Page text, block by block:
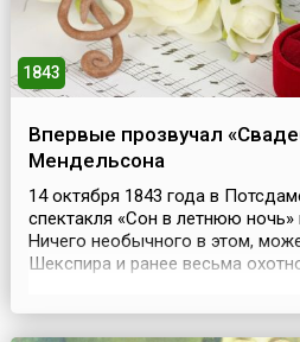
1843
Впервые прозвучал
Мендельсона
14 октября 1843 года в
спектакля «Сон в летнюю
Ничего необычного в этом,
Шекспира и ранее весьма
написал 34-х летний